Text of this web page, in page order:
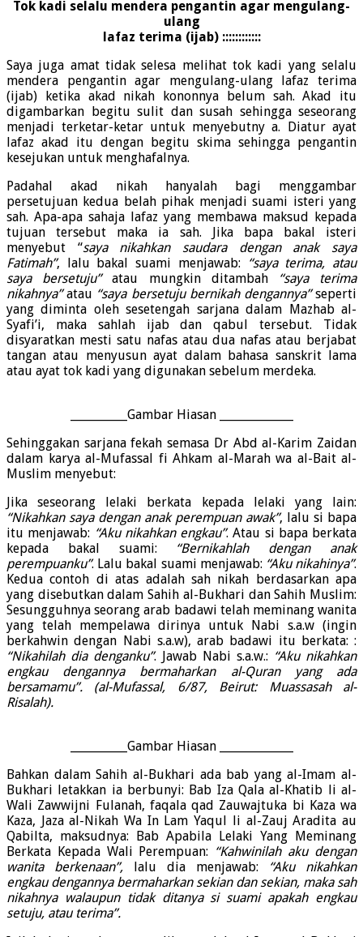
Tok kadi selalu mendera pengantin agar mengulang-
ulang
lafaz terima (ijab) ::::::::::::
Saya juga amat tidak selesa melihat tok kadi yang selalu
mendera pengantin agar mengulang-ulang lafaz terima
(ijab) ketika akad nikah kononnya belum sah. Akad itu
digambarkan begitu sulit dan susah sehingga seseorang
menjadi terketar-ketar untuk menyebutny a. Diatur ayat
lafaz akad itu dengan begitu skima sehingga pengantin
kesejukan untuk menghafalnya.
Padahal akad nikah hanyalah bagi menggambar
persetujuan kedua belah pihak menjadi suami isteri yang
sah. Apa-apa sahaja lafaz yang membawa maksud kepada
tujuan tersebut maka ia sah. Jika bapa bakal isteri
menyebut “saya nikahkan saudara dengan anak saya
Fatimah”, lalu bakal suami menjawab:
“saya terima, atau
saya bersetuju”atau mungkin ditambah
“saya terima
nikahnya”atau “saya bersetuju bernikah dengannya”seperti
yang diminta oleh sesetengah sarjana dalam Mazhab al-
Syafi’i, maka sahlah ijab dan qabul tersebut. Tidak
disyaratkan mesti satu nafas atau dua nafas atau berjabat
tangan atau menyusun ayat dalam bahasa sanskrit lama
atau ayat tok kadi yang digunakan sebelum merdeka.
__________Gambar Hiasan _____________
Sehinggakan sarjana fekah semasa Dr Abd al-Karim Zaidan
dalam karya al-Mufassal fi Ahkam al-Marah wa al-Bait al-
Muslim menyebut:
Jika seseorang lelaki berkata kepada lelaki yang lain:
“Nikahkan saya dengan anak perempuan awak”, lalu si bapa
itu menjawab: “Aku nikahkan engkau”. Atau si bapa berkata
kepada bakal suami: “Bernikahlah dengan anak
perempuanku”. Lalu bakal suami menjawab: “Aku nikahinya”.
Kedua contoh di atas adalah sah nikah berdasarkan apa
yang disebutkan dalam Sahih al-Bukhari dan Sahih Muslim:
Sesungguhnya seorang arab badawi telah meminang wanita
yang telah mempelawa dirinya untuk Nabi s.a.w (ingin
berkahwin dengan Nabi s.a.w), arab badawi itu berkata: :
“Nikahilah dia denganku”. Jawab Nabi s.a.w.: “Aku nikahkan
engkau dengannya bermaharkan al-Quran yang ada
bersamamu”. (al-Mufassal, 6/87, Beirut: Muassasah al-
Risalah).
__________Gambar Hiasan _____________
Bahkan dalam Sahih al-Bukhari ada bab yang al-Imam al-
Bukhari letakkan ia berbunyi: Bab Iza Qala al-Khatib li al-
Wali Zawwijni Fulanah, faqala qad Zauwajtuka bi Kaza wa
Kaza, Jaza al-Nikah Wa In Lam Yaqul li al-Zauj Aradita au
Qabilta, maksudnya: Bab Apabila Lelaki Yang Meminang
Berkata Kepada Wali Perempuan: “Kahwinilah aku dengan
wanita berkenaan”, lalu dia menjawab:
“Aku nikahkan
engkau dengannya bermaharkan sekian dan sekian, maka sah
nikahnya walaupun tidak ditanya si suami apakah engkau
setuju, atau terima”.